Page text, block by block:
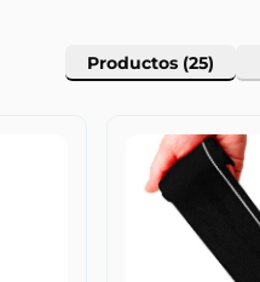
Productos (25)